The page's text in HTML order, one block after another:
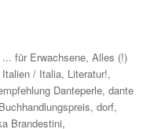
Kategorien
... für Erwachsene,Alles (!)
Italien / Italia, Literatur!,
Danteperle,dante
,dorf,
Brandestini,